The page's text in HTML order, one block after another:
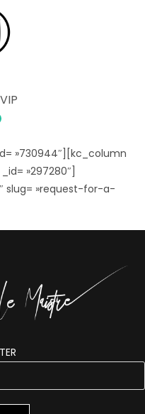
VIP
»730944″][kc_column
»297280″]
slug= »request-for-a-